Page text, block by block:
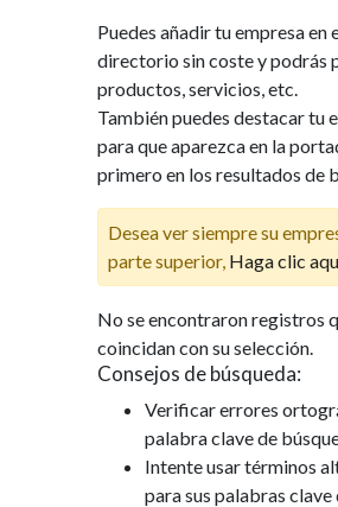
Puedes añadir tu empresa en
directorio sin coste y podrás
productos, servicios, etc.
También puedes destacar tu
para que aparezca en la
primero en los resultados de
Desea ver siempre su
parte superior, Haga clic
No se encontraron registros
coincidan con su selección.
Consejos de búsqueda:
Verificar errores
palabra clave de
Intente usar términos
para sus palabras clave